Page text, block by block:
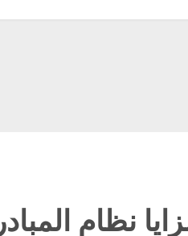
نظام المبادر